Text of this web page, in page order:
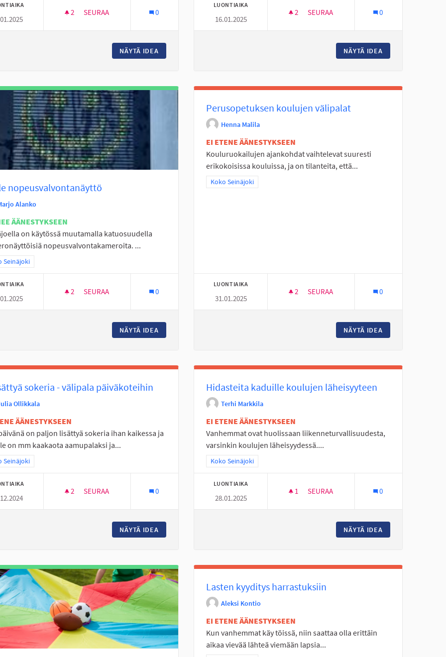
2 2 SEURAAJAA
SEURAA
SEINÄJOEN KOULULAISET KAKSI KERTAA LUKUKAUDESSA UIMAHALLIIN
0
NÄYTÄ IDEA SEINÄJOEN KOULULAISET KAKSI KERTAA LUKUKAUDESSA UIMAHALLIIN
LUONTIAIKA
16.01.2025
2 2 SEURAAJAA
SEURAA 0
NÄYTÄ IDEA
nopeusvalvontanäyttö
Alanko
ÄÄNESTYKSEEN
on käytössä muutamalla katuosuudella
nopeusvalvontakameroita. ...
tulokset teeman mukaan: Koko Seinäjoki
Seinäjoki
2 2 SEURAAJAA
SEURAA 0
NÄYTÄ IDEA
Perusopetuksen koulujen välipalat
Henna Malila
EI ETENE ÄÄNESTYKSEEN
Kouluruokailujen ajankohdat vaihtelevat suuresti
erikokoisissa kouluissa, ja on tilanteita, että...
Rajaa tulokset teeman mukaan: Koko Seinäjoki
Koko Seinäjoki
LUONTIAIKA
31.01.2025
2 2 SEURAAJAA
SEURAA 0
NÄYTÄ IDEA
sokeria - välipala päiväkoteihin
Ollikkala
ÄÄNESTYKSEEN
on paljon lisättyä sokeria ihan kaikessa ja
on mm kaakaota aamupalaksi ja...
tulokset teeman mukaan: Koko Seinäjoki
Seinäjoki
2 2 SEURAAJAA
SEURAA
EI LISÄTTYÄ SOKERIA - VÄLIPALA PÄIVÄKOTEIHIN
0
NÄYTÄ IDEA
Hidasteita kaduille koulujen läheisyyteen
Terhi Markkila
EI ETENE ÄÄNESTYKSEEN
Vanhemmat ovat huolissaan liikenneturvallisuudesta,
varsinkin koulujen läheisyydessä....
Rajaa tulokset teeman mukaan: Koko Seinäjoki
Koko Seinäjoki
LUONTIAIKA
28.01.2025
1 1 SEURAAJA
SEURAA 0
NÄYTÄ IDEA
Lasten kyyditys harrastuksiin
Aleksi Kontio
EI ETENE ÄÄNESTYKSEEN
Kun vanhemmat käy töissä, niin saattaa olla erittäin
aikaa vievää lähteä viemään lapsia...